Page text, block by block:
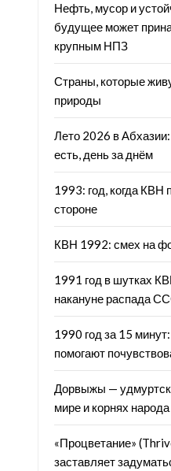
Нефть, мусор и
будущее может
крупным НПЗ
Страны, которые
природы
Лето 2026 в
есть, день за днём
1993: год, когда КВН
стороне
КВН 1992: смех на
1991 год в шутках
накануне распада
1990 год за 15
помогают
Дорвыжы —
мире и корнях народа
«Процветание»
заставляет